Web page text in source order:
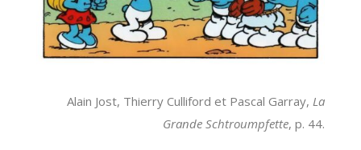
Alain Jost, Thierry Culliford et Pascal Garray,La
Grande Schtroumpfette, p. 44.